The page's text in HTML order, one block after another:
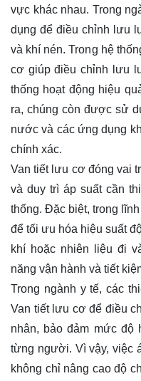
vực khác nhau. Trong
dụng để điều chỉnh lưu
và khí nén. Trong hệ
cơ giúp điều chỉnh lưu
thống hoạt động hiệu
ra, chúng còn được sử
nước và các ứng dụng
chính xác.
Van tiết lưu cơ đóng vai
và duy trì áp suất cần
thống. Đặc biệt, trong
để tối ưu hóa hiệu suất
khí hoặc nhiên liệu đi
năng vận hành và tiết
Trong ngành y tế, các
Van tiết lưu cơ để điều
nhân, bảo đảm mức
từng người. Vì vậy, việc
không chỉ nâng cao độ